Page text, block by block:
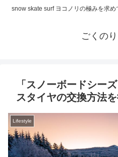
snow skate surf ヨコノリの極みを求
ごくの
「スノーボードシー
スタイヤの交換方法を
Lifestyle